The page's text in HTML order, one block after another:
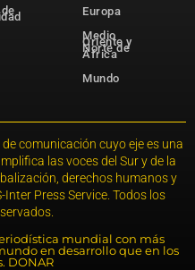
Europa
Medio
Oriente y
Norte de
África
Mundo
comunicación cuyo eje es una
las voces del Sur y de la
derechos humanos y
Press Service. Todos los
mundial con más
en desarrollo que en los
DONAR